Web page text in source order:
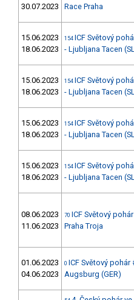
30.07.2023 Race Praha
15.06.2023
18.06.2023
154 ICF Světový
- Ljubljana Tacen
15.06.2023
18.06.2023
154 ICF Světový
- Ljubljana Tacen
15.06.2023
18.06.2023
154 ICF Světový
- Ljubljana Tacen
15.06.2023
18.06.2023
154 ICF Světový
- Ljubljana Tacen
08.06.2023
11.06.2023
70 ICF Světový
Praha Troja
01.06.2023
04.06.2023
0 ICF Světový pohár
Augsburg (GER)